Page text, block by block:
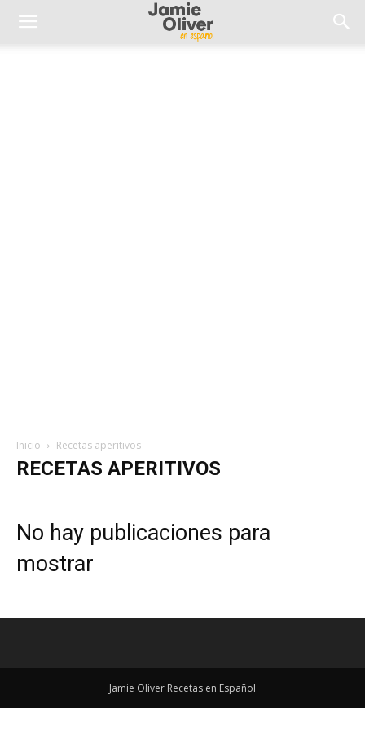
Inicio Recetas aperitivos
RECETAS APERITIVOS
No hay publicaciones para
mostrar
Jamie Oliver Recetas en Español